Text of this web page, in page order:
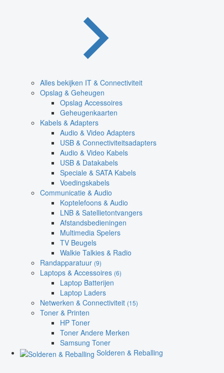
Alles bekijken IT & Connectiviteit
Opslag & Geheugen
Opslag Accessoires
Geheugenkaarten
Kabels & Adapters
Audio & Video Adapters
USB & Connectiviteitsadapters
Audio & Video Kabels
USB & Datakabels
Speciale & SATA Kabels
Voedingskabels
Communicatie & Audio
Koptelefoons & Audio
LNB & Satellietontvangers
Afstandsbedieningen
Multimedia Spelers
TV Beugels
Walkie Talkies & Radio
Randapparatuur (9)
Laptops & Accessoires (6)
Laptop Batterijen
Laptop Laders
Netwerken & Connectiviteit (15)
Toner & Printen
HP Toner
Toner Andere Merken
Samsung Toner
Solderen & Reballing